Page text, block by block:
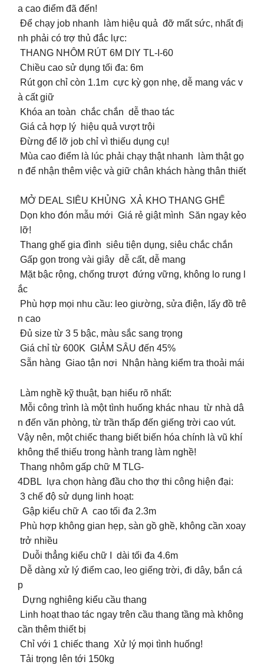
a cao điểm đã đến!
Để chạy job nhanh làm hiệu quả đỡ mất sức, nhất đị
nh phải có trợ thủ đắc lực:
THANG NHÔM RÚT 6M DIY TL-I-60
Chiều cao sử dụng tối đa: 6m
Rút gọn chỉ còn 1.1m cực kỳ gọn nhẹ, dễ mang vác v
à cất giữ
Khóa an toàn chắc chắn dễ thao tác
Giá cả hợp lý hiệu quả vượt trội
Đừng để lỡ job chỉ vì thiếu dụng cụ!
Mùa cao điểm là lúc phải chạy thật nhanh làm thật gọ
n để nhận thêm việc và giữ chân khách hàng thân thiết
MỞ DEAL SIÊU KHỦNG XẢ KHO THANG GHẾ
Dọn kho đón mẫu mới Giá rẻ giật mình Săn ngay kẻo
lỡ!
Thang ghế gia đình siêu tiện dụng, siêu chắc chắn
Gấp gọn trong vài giây dễ cất, dễ mang
Mặt bậc rộng, chống trượt đứng vững, không lo rung l
ắc
Phù hợp mọi nhu cầu: leo giường, sửa điện, lấy đồ trê
n cao
Đủ size từ 3 5 bậc, màu sắc sang trọng
Giá chỉ từ 600K GIẢM SÂU đến 45%
Sẵn hàng Giao tận nơi Nhận hàng kiểm tra thoải mái
Làm nghề kỹ thuật, bạn hiểu rõ nhất:
Mỗi công trình là một tình huống khác nhau từ nhà dâ
n đến văn phòng, từ trần thấp đến giếng trời cao vút.
Vậy nên, một chiếc thang biết biến hóa chính là vũ khí
không thể thiếu trong hành trang làm nghề!
Thang nhôm gấp chữ M TLG-
4DBL lựa chọn hàng đầu cho thợ thi công hiện đại:
3 chế độ sử dụng linh hoạt:
Gập kiểu chữ A cao tối đa 2.3m
Phù hợp không gian hẹp, sàn gồ ghề, không cần xoay
trở nhiều
Duỗi thẳng kiểu chữ I dài tối đa 4.6m
Dễ dàng xử lý điểm cao, leo giếng trời, đi dây, bắn cá
p
️ Dựng nghiêng kiểu cầu thang
Linh hoạt thao tác ngay trên cầu thang tầng mà không
cần thêm thiết bị
Chỉ với 1 chiếc thang Xử lý mọi tình huống!
Tải trọng lên tới 150kg